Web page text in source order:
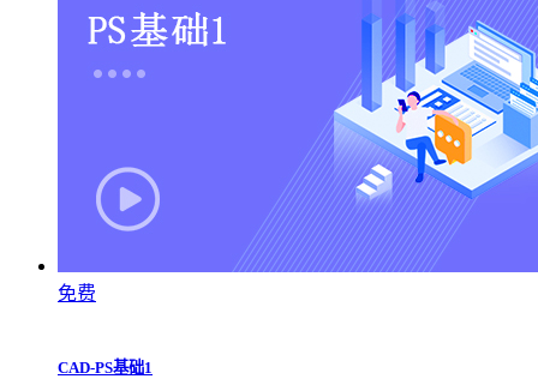
免费
CAD-PS基础1